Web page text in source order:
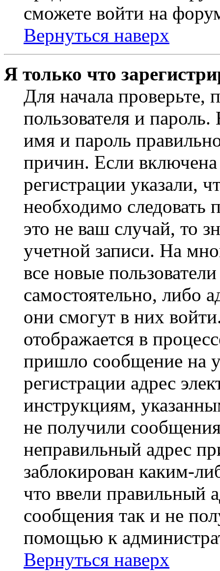
сможете войти на
Вернуться наверх
Я только что
Для начала проверьте,
пользователя и
имя и пароль
причин. Если
регистрации указали,
необходимо
это не ваш случай, то
учетной записи. На
все новые
самостоятельно, либо
они смогут в них
отображается в
пришло сообщение на
регистрации адрес
инструкциям,
не получили
неправильный адрес
заблокирован каким-
что ввели правильный
сообщения так и не
помощью к
Вернуться наверх